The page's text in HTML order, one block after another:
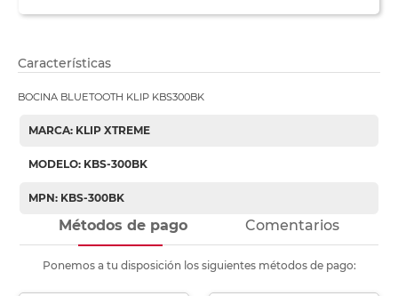
Características
BOCINA BLUETOOTH KLIP KBS300BK
MARCA: KLIP XTREME
MODELO: KBS-300BK
MPN: KBS-300BK
Métodos de pago Comentarios
Ponemos a tu disposición los siguientes métodos de pago: